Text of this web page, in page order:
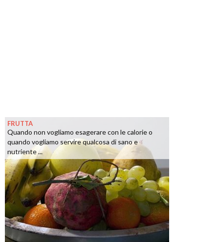
FRUTTA
Quando non vogliamo esagerare con le calorie o
quando vogliamo servire qualcosa di sano e
nutriente ...